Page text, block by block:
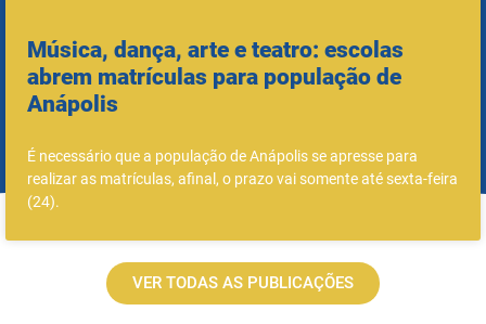
Música, dança, arte e teatro: escolas
abrem matrículas para população de
Anápolis
É necessário que a população de Anápolis se apresse para
realizar as matrículas, afinal, o prazo vai somente até sexta-feira
(24).
VER TODAS AS PUBLICAÇÕES